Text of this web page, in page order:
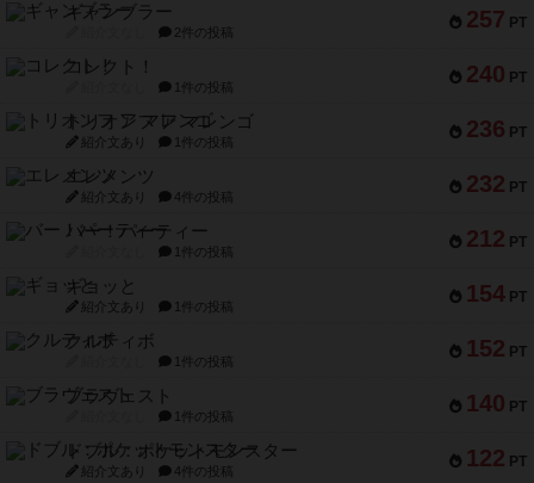
257 PT
ギャンブラー
2件の投稿
240 PT
コレクト！
1件の投稿
236 PT
トリオンフ ア マレンゴ
紹介文あり 1件の投稿
232 PT
エレメンツ
紹介文あり 4件の投稿
212 PT
バー！パーティー
1件の投稿
154 PT
ギョッと
紹介文あり 1件の投稿
152 PT
クルティボ
1件の投稿
140 PT
ブラヴェスト
1件の投稿
122 PT
ドブル：ポケットモンスター
紹介文あり 4件の投稿